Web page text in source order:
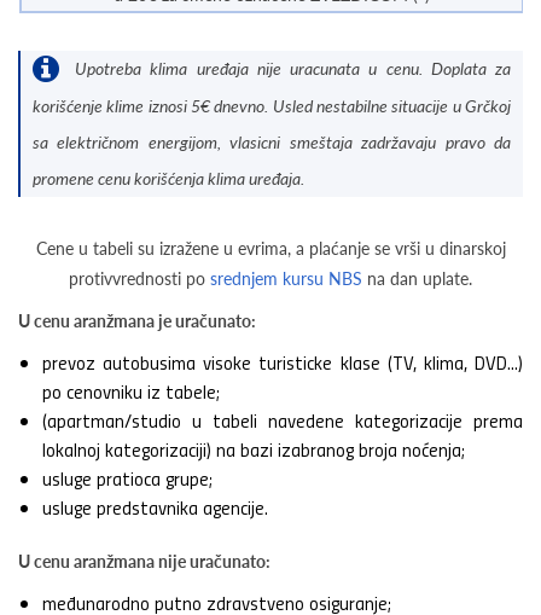
Upotreba klima uređaja nije uracunata u cenu. Doplata za
korišćenje klime iznosi 5€ dnevno. Usled nestabilne situacije u Grčkoj
sa električnom energijom, vlasicni smeštaja zadržavaju pravo da
promene cenu korišćenja klima uređaja.
Cene u tabeli su izražene u evrima, a plaćanje se vrši u dinarskoj
protivvrednosti po srednjem kursu NBS na dan uplate.
U cenu aranžmana je uračunato:
prevoz autobusima visoke turisticke klase (TV, klima, DVD...)
po cenovniku iz tabele;
(apartman/studio u tabeli navedene kategorizacije prema
lokalnoj kategorizaciji) na bazi izabranog broja noćenja;
usluge pratioca grupe;
usluge predstavnika agencije.
U cenu aranžmana nije uračunato:
međunarodno putno zdravstveno osiguranje;